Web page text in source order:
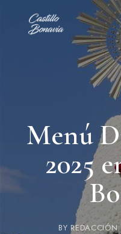
Menú
2025
BYREDACCIÓN